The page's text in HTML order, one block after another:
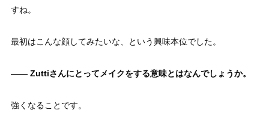
すね。
最初はこんな顔してみたいな、という興味本位でした。
—— Zuttiさんにとってメイクをする意味とはなんでしょうか。
強くなることです。